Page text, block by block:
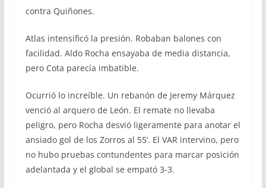
contra Quiñones.
Atlas intensificó la presión. Robaban balones con
facilidad. Aldo Rocha ensayaba de media distancia,
pero Cota parecía imbatible.
Ocurrió lo increíble. Un rebanón de Jeremy Márquez
venció al arquero de León. El remate no llevaba
peligro, pero Rocha desvió ligeramente para anotar el
ansiado gol de los Zorros al 55’. El VAR intervino, pero
no hubo pruebas contundentes para marcar posición
adelantada y el global se empató 3-3.